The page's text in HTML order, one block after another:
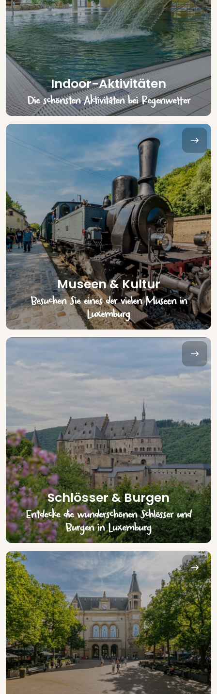
Indoor-Aktivitäten
Die schönsten Aktivitäten bei Regenwetter
Museen & Kultur
Besuchen Sie eines der vielen Museen in
Luxemburg
Schlösser & Burgen
Entdecke die wunderschönen Schlösser und
Burgen in Luxemburg